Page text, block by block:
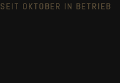
SEIT OKTOBER IN BETRIEB